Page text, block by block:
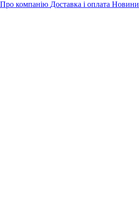
Про компанію Доставка і оплата Новини